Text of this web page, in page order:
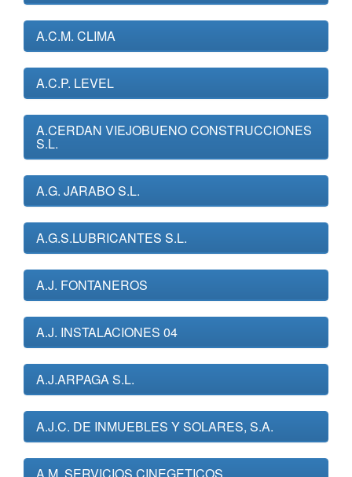
A.C.M. CLIMA
A.C.P. LEVEL
A.CERDAN VIEJOBUENO CONSTRUCCIONES
S.L.
A.G. JARABO S.L.
A.G.S.LUBRICANTES S.L.
A.J. FONTANEROS
A.J. INSTALACIONES 04
A.J.ARPAGA S.L.
A.J.C. DE INMUEBLES Y SOLARES, S.A.